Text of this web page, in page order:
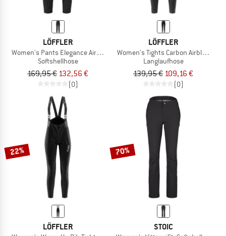
LÖFFLER
Women's Pants Elegance Airblocc Light
Softshellhose
169,95 € 132,56 €
(0)
LÖFFLER
Women's Tights Carbon Airblocc
Langlaufhose
139,95 € 109,16 €
(0)
22%
LÖFFLER
70%
STOIC